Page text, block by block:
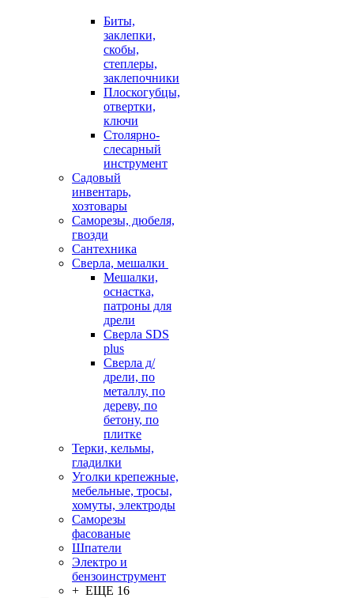
Биты,
заклепки,
скобы,
степлеры,
заклепочники
Плоскогубцы,
отвертки,
ключи
Столярно-
слесарный
инструмент
Садовый
инвентарь,
хозтовары
Саморезы, дюбеля,
гвозди
Сантехника
Сверла, мешалки
Мешалки,
оснастка,
патроны для
дрели
Сверла SDS
plus
Сверла д/
дрели, по
металлу, по
дереву, по
бетону, по
плитке
Терки, кельмы,
гладилки
Уголки крепежные,
мебельные, тросы,
хомуты, электроды
Саморезы
фасованые
Шпатели
Электро и
бензоинструмент
+ ЕЩЕ 16